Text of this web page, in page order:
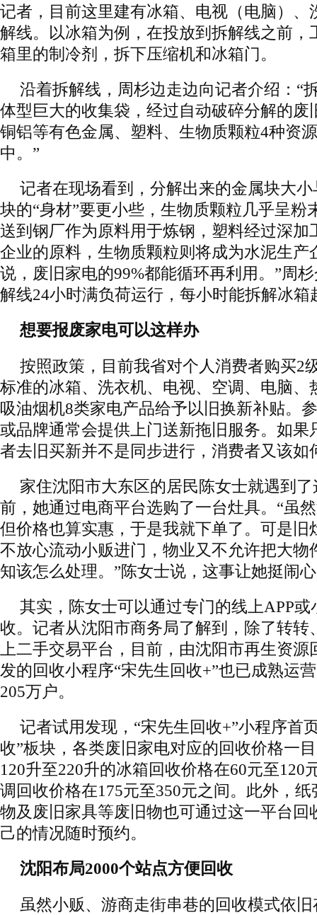
记者，目前这里建有冰箱、电视（电脑）、
解线。以冰箱为例，在投放到拆解线之前，
箱里的制冷剂，拆下压缩机和冰箱门。
沿着拆解线，周杉边走边向记者介绍：“
体型巨大的收集袋，经过自动破碎分解的废
铜铝等有色金属、塑料、生物质颗粒4种资
中。”
记者在现场看到，分解出来的金属块大
块的“身材”要更小些，生物质颗粒几乎呈粉
送到钢厂作为原料用于炼钢，塑料经过深加
企业的原料，生物质颗粒则将成为水泥生产
说，废旧家电的99%都能循环再利用。”周
解线24小时满负荷运行，每小时能拆解冰箱
想要报废家电可以这样办
按照政策，目前我省对个人消费者购买2
标准的冰箱、洗衣机、电视、空调、电脑、
吸油烟机8类家电产品给予以旧换新补贴。
或品牌通常会提供上门送新拖旧服务。如果
者去旧买新并不是同步进行，消费者又该如
家住沈阳市大东区的居民陈女士就遇到
前，她通过电商平台选购了一台灶具。“虽
但价格也算实惠，于是我就下单了。可是旧
不放心流动小贩进门，物业又不允许把大物
知该怎么处理。”陈女士说，这事让她挺闹
其实，陈女士可以通过专门的线上APP
收。记者从沈阳市商务局了解到，除了转转
上二手交易平台，目前，由沈阳市再生资
发的回收小程序“宋先生回收+”也已成熟运
205万户。
记者试用发现，“宋先生回收+”小程序首
收”板块，各类废旧家电对应的回收价格一
120升至220升的冰箱回收价格在60元至120
调回收价格在175元至350元之间。此外，
物及废旧家具等废旧物也可通过这一平台回
己的情况随时预约。
沈阳布局2000个站点方便回收
虽然小贩、游商走街串巷的回收模式依